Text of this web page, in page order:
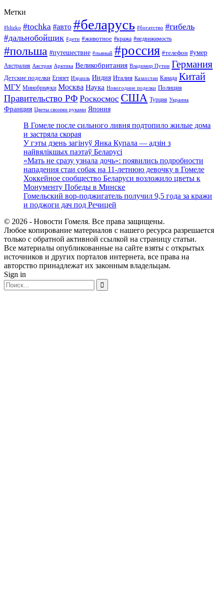
Метки
#blizko #tochka #авто #беларусь #богатство #гибель
#дальнобойщик #дети #животное #кража #недвижимость
#польша #путешествие #пьяный #россия #телефон #умер
Австралия Австрия Арктика Великобритания Владимир Путин Германия
Детские поделки Египет Израиль Индия Италия Казахстан Канада Китай
МГУ Минобрнауки Москва Наука Новогодние поделки Полиция
Правительство РФ Роскосмос США Турция Украина
Франция Цветы своими руками Япония
В Гомеле после сильного ливня подтопило жилые дома
и застряла скорая
У гэты дзень загінуў Янка Купала — адзін з
найвялікшых паэтаў Беларусі
«Мать не сразу узнала дочь»: появились подробности
нападения стаи собак на 11-летнюю девочку в Гомеле
Хоккейное сообщество Беларуси возложило цветы к
Монументу Победы в Минске
Гомельский вор-поджигатель получил 9,5 года за кражи
и поджоги дач под Речицей
© 2026 - Новости Гомеля. Все права защищены.
Любое копирование материалов с нашего ресурса разрешается
только с обратной активной ссылкой на страницу статьи.
Все материалы опубликованные на сайте взяты с открытых
источников и других порталов интернета, все права на
авторство принадлежат их законным владельцам.
Sign in